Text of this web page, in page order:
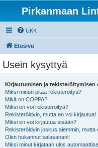
Pirkanmaan
UKK
Etusivu
Usein kysyttyä
Kirjautumisen ja rekisteröitymisen
Miksi minun pitää rekisteröityä?
Mikä on COPPA?
Miksi en voi rekisteröityä?
Rekisteröidyin, mutta en voi kirjautua!
Miksi en voi kirjautua sisään?
Rekisteröidyin joskus aiemmin, mutta
Olen hukannut salasanani!
Miksi minut kirjataan ulos